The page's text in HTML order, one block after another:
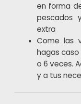
en forma
pescados
extra
Come las
hagas
o 6 veces.
y a tus